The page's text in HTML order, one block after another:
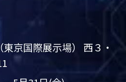
京国際展示場） 西３・